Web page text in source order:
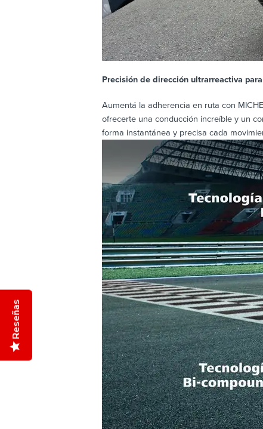
Precisión de dirección ultrarreactiva
Aumentá la adherencia en ruta con
ofrecerte una conducción increíble y un
forma instantánea y precisa cada
Reseñas